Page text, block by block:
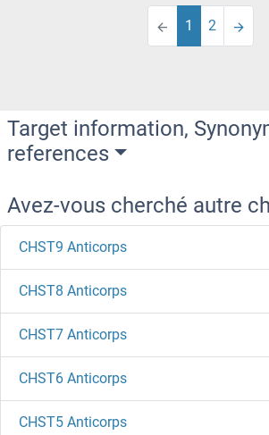
1 2
Target information,
references
Avez-vous cherché autre
CHST9 Anticorps
CHST8 Anticorps
CHST7 Anticorps
CHST6 Anticorps
CHST5 Anticorps